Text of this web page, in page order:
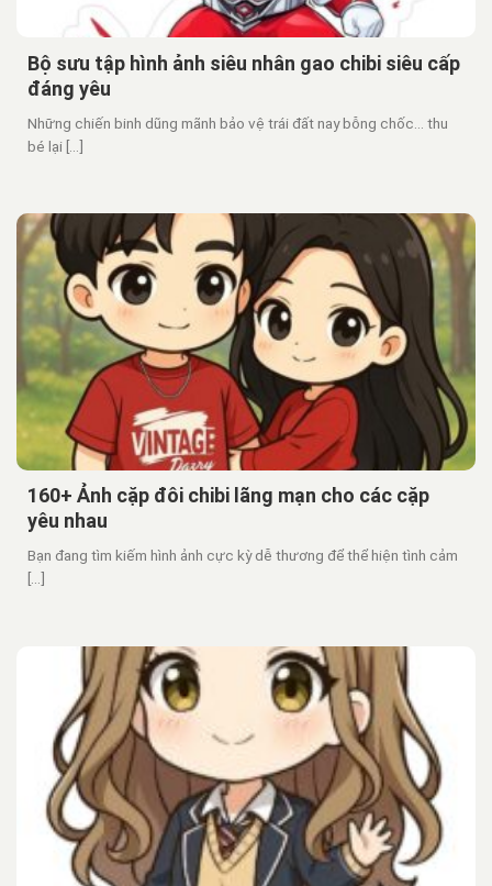
Bộ sưu tập hình ảnh siêu nhân gao chibi siêu cấp
đáng yêu
Những chiến binh dũng mãnh bảo vệ trái đất nay bỗng chốc… thu
bé lại [...]
160+ Ảnh cặp đôi chibi lãng mạn cho các cặp
yêu nhau
Bạn đang tìm kiếm hình ảnh cực kỳ dễ thương để thể hiện tình cảm
[...]